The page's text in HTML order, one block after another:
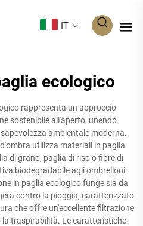
IT
ecologico
rappresenta un approccio
sostenibile all'aperto, unendo
ambientale moderna.
utilizza materiali in paglia
di grano, paglia di riso o fibre di
biodegradabile agli ombrelloni
in paglia ecologico funge sia da
contro la pioggia, caratterizzato
che offre un'eccellente filtrazione
la traspirabilità. Le caratteristiche